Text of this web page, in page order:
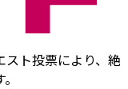
ト投票により、絶